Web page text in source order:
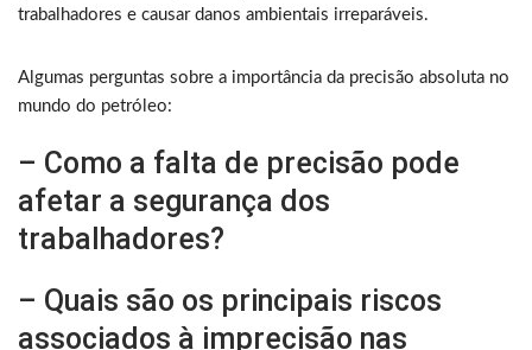
trabalhadores e causar danos ambientais irreparáveis.
Algumas perguntas sobre a importância da precisão absoluta no
mundo do petróleo:
– Como a falta de precisão pode
afetar a segurança dos
trabalhadores?
– Quais são os principais riscos
associados à imprecisão nas